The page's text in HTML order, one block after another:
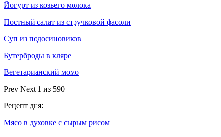
Йогурт из козьего молока
Постный салат из стручковой фасоли
Суп из подосиновиков
Бутерброды в кляре
Вегетарианский момо
Prev Next 1 из 590
Рецепт дня:
Мясо в духовке с сырым рисом